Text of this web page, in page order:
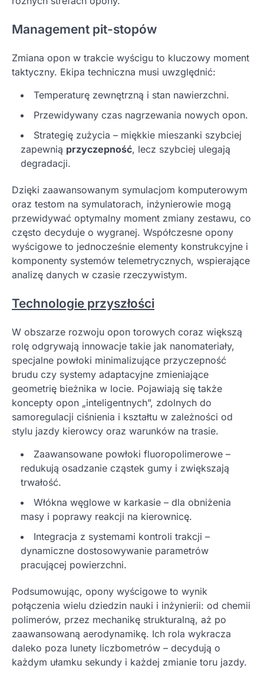
Management pit-stopów
Zmiana opon w trakcie wyścigu to kluczowy moment
taktyczny. Ekipa techniczna musi uwzględnić:
Temperaturę zewnętrzną i stan nawierzchni.
Przewidywany czas nagrzewania nowych opon.
Strategię zużycia – miękkie mieszanki szybciej
zapewnią przyczepność, lecz szybciej ulegają
degradacji.
Dzięki zaawansowanym symulacjom komputerowym
oraz testom na symulatorach, inżynierowie mogą
przewidywać optymalny moment zmiany zestawu, co
często decyduje o wygranej. Współczesne opony
wyścigowe to jednocześnie elementy konstrukcyjne i
komponenty systemów telemetrycznych, wspierające
analizę danych w czasie rzeczywistym.
Technologie przyszłości
W obszarze rozwoju opon torowych coraz większą
rolę odgrywają innowacje takie jak nanomateriały,
specjalne powłoki minimalizujące przyczepność
brudu czy systemy adaptacyjne zmieniające
geometrię bieżnika w locie. Pojawiają się także
koncepty opon „inteligentnych”, zdolnych do
samoregulacji ciśnienia i kształtu w zależności od
stylu jazdy kierowcy oraz warunków na trasie.
Zaawansowane powłoki fluoropolimerowe –
redukują osadzanie cząstek gumy i zwiększają
trwałość.
Włókna węglowe w karkasie – dla obniżenia
masy i poprawy reakcji na kierownicę.
Integracja z systemami kontroli trakcji –
dynamiczne dostosowywanie parametrów
pracującej powierzchni.
Podsumowując, opony wyścigowe to wynik
połączenia wielu dziedzin nauki i inżynierii: od chemii
polimerów, przez mechanikę strukturalną, aż po
zaawansowaną aerodynamikę. Ich rola wykracza
daleko poza lunety liczbometrów – decydują o
każdym ułamku sekundy i każdej zmianie toru jazdy.